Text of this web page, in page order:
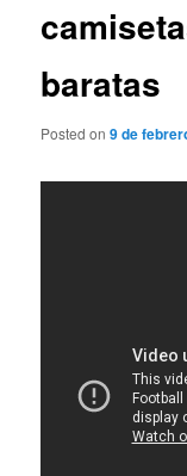
baratas
Posted on9 de